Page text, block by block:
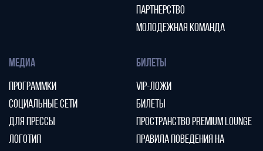
ПАРТНЕРСТВО
МОЛОДЕЖНАЯ КОМАНДА
МЕДИА
ПРОГРАММКИ
СОЦИАЛЬНЫЕ СЕТИ
ДЛЯ ПРЕССЫ
ЛОГОТИП
БИЛЕТЫ
VIP-ЛОЖИ
БИЛЕТЫ
ПРОСТРАНСТВО PREMIUM LOUNGE
ПРАВИЛА ПОВЕДЕНИЯ НА